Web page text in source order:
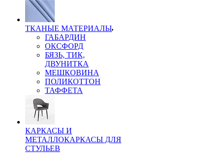
ТКАНЫЕ МАТЕРИАЛЫ
ГАБАРДИН
ОКСФОРД
БЯЗЬ, ТИК,
ДВУНИТКА
МЕШКОВИНА
ПОЛИКОТТОН
ТАФФЕТА
КАРКАСЫ И
МЕТАЛЛОКАРКАСЫ ДЛЯ
СТУЛЬЕВ